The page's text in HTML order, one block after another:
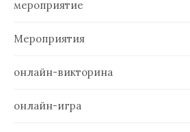
мероприятие
Мероприятия
онлайн-викторина
онлайн-игра